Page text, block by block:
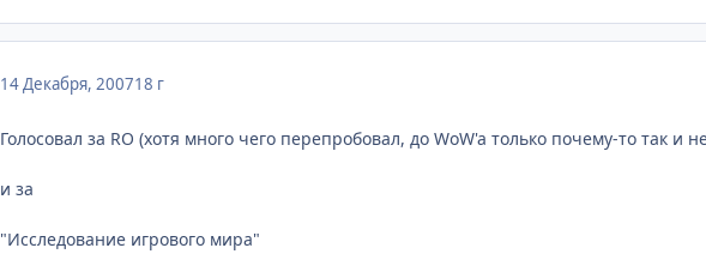
14 Декабря, 200718 г
Голосовал за RO (хотя много чего перепробовал, до WoW'a только почему-то так и
и за
"Исследование игрового мира"